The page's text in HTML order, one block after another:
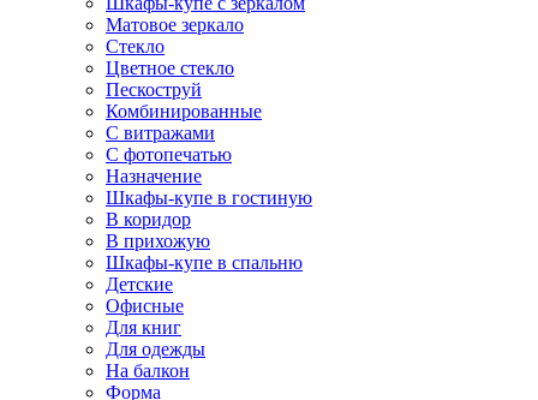
Матовое зеркало
Стекло
Цветное стекло
Пескоструй
Комбинированные
С витражами
С фотопечатью
Назначение
Шкафы-купе в гостиную
В коридор
В прихожую
Шкафы-купе в спальню
Детские
Офисные
Для книг
Для одежды
На балкон
Форма